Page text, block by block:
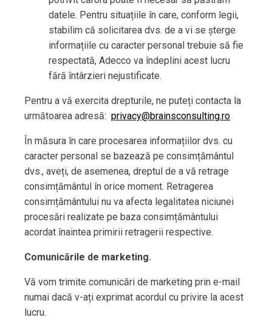
datele. Pentru situațiile în care, conform legii,
stabilim că solicitarea dvs. de a vi se șterge
informațiile cu caracter personal trebuie să fie
respectată, Adecco va îndeplini acest lucru
fără întârzieri nejustificate.
Pentru a vă exercita drepturile, ne puteți contacta la
următoarea adresă: privacy@brainsconsulting.ro
În măsura în care procesarea informațiilor dvs. cu
caracter personal se bazează pe consimțământul
dvs., aveți, de asemenea, dreptul de a vă retrage
consimțământul în orice moment. Retragerea
consimțământului nu va afecta legalitatea niciunei
procesări realizate pe baza consimțământului
acordat înaintea primirii retragerii respective.
Comunicările de marketing.
Vă vom trimite comunicări de marketing prin e-mail
numai dacă v-ați exprimat acordul cu privire la acest
lucru.